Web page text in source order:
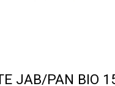
JAB/PAN BIO